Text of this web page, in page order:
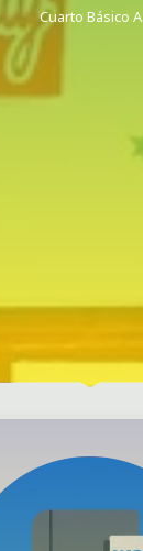
Cuarto Básico A